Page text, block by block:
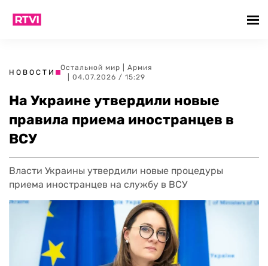
НОВОСТИ
Остальной мир
Армия
| 04.07.2026 / 15:29
На Украине утвердили новые
правила приема иностранцев в
ВСУ
Власти Украины утвердили новые процедуры
приема иностранцев на службу в ВСУ